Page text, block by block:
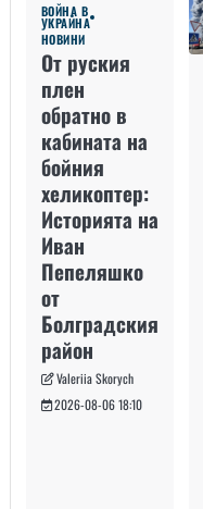
ВОЙНА В
УКРАЙНА
НОВИНИ
От руския
плен
обратно в
кабината на
бойния
хеликоптер:
Историята на
Иван
Пепеляшко
от
Болградския
район
Valeriia Skorych
2026-08-06 18:10